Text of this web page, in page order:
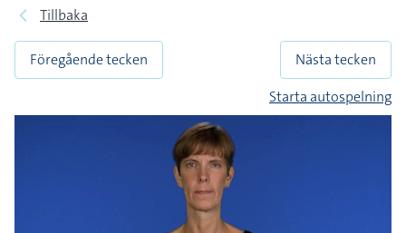
Tillbaka
Föregående tecken
Nästa tecken
Starta autospelning